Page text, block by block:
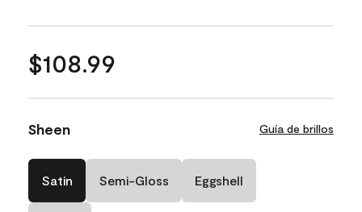
$108.99
Sheen Guía de brillos
Satin Semi-Gloss Eggshell